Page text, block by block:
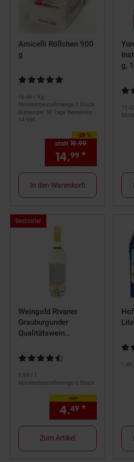
Amicelli Röllchen 900
g
Kundenbewertung: 5 von 5 Sternen
16.66 / kg
Mindestbestellmenge 2 Stück
Bisheriger 30 Tage Bestpreis:
14.99€
-25 %
Sie Sparen 25 Prozent,
statt 19.99
14.99 *
In den Warenkorb
g,
11.50
Weingold Rivaner
Grauburgunder
Qualitätswein
SEHR GUT 11,5 % vol
Kundenbewertung: 4,73 von 5
5.99 / l
Mindestbestellmenge 6 Stück
nur
4.49 *
BestsellerBestseller,
Kategorie
Zum Artikel
1.49